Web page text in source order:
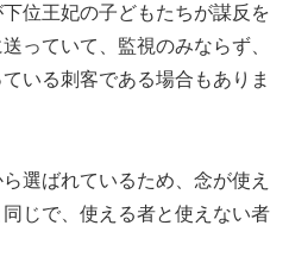
位王妃の子どもたちが謀反を
っていて、監視のみならず、
いる刺客である場合もありま
選ばれているため、念が使え
じで、使える者と使えない者